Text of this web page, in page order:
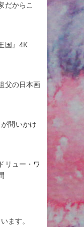
だからこ
国』4K
父の日本画
問いかけ
リュー・ワ
ます。